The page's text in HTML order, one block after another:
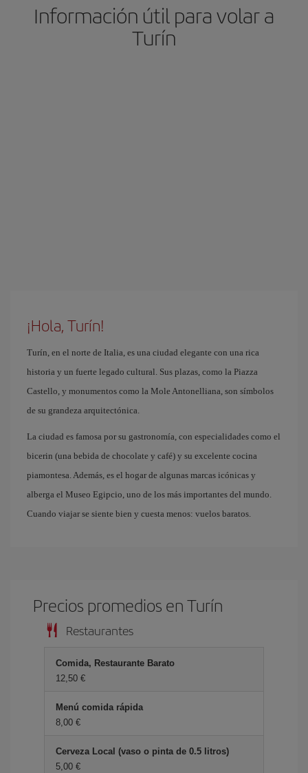
Información útil para volar a
Turín
¡Hola, Turín!
Turín, en el norte de Italia, es una ciudad elegante con una rica
historia y un fuerte legado cultural. Sus plazas, como la Piazza
Castello, y monumentos como la Mole Antonelliana, son símbolos
de su grandeza arquitectónica.
La ciudad es famosa por su gastronomía, con especialidades como el
bicerin (una bebida de chocolate y café) y su excelente cocina
piamontesa. Además, es el hogar de algunas marcas icónicas y
alberga el Museo Egipcio, uno de los más importantes del mundo.
Cuando viajar se siente bien y cuesta menos: vuelos baratos.
Precios promedios en Turín
Restaurantes
Comida, Restaurante Barato
12,50 €
Menú comida rápida
8,00 €
Cerveza Local (vaso o pinta de 0.5 litros)
5,00 €